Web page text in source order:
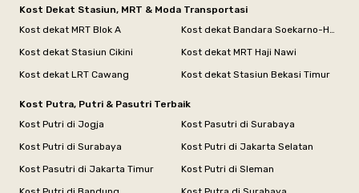
Kost Dekat Stasiun, MRT & Moda Transportasi
Kost dekat MRT Blok A
Kost dekat Bandara Soekarno-Hatta
Kost dekat Stasiun Cikini
Kost dekat MRT Haji Nawi
Kost dekat LRT Cawang
Kost dekat Stasiun Bekasi Timur
Kost Putra, Putri & Pasutri Terbaik
Kost Putri di Jogja
Kost Pasutri di Surabaya
Kost Putri di Surabaya
Kost Putri di Jakarta Selatan
Kost Pasutri di Jakarta Timur
Kost Putri di Sleman